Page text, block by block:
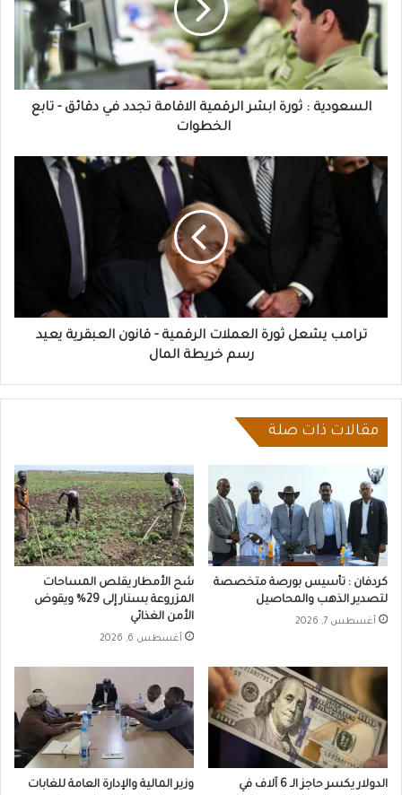
الرقمية
الاقامة
تجدد
في
دقائق
السعودية : ثورة ابشر الرقمية الاقامة تجدد في دقائق - تابع
الخطوات
ترامب
يشعل
ثورة
يعيد
ترامب يشعل ثورة العملات الرقمية - قانون العبقرية يعيد
رسم خريطة المال
مقالات ذات صلة
كردفان : تأسيس بورصة متخصصة
لتصدير الذهب والمحاصيل
أغسطس 7, 2026
شح الأمطار يقلص المساحات
المزروعة بسنار إلى 29% ويقوض
الأمن الغذائي
أغسطس 6, 2026
الدولار يكسر حاجز الـ 6 آلاف في
وزير المالية والإدارة العامة للغابات